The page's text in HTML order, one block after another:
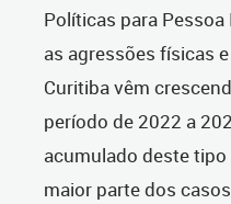
Políticas para
as agressões físicas
Curitiba vêm
período de 2022 a
acumulado deste tipo
maior parte dos